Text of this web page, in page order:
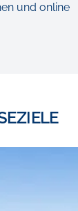
und online